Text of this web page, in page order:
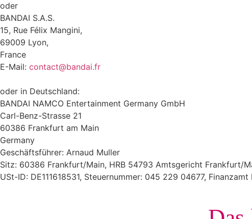
oder
BANDAI S.A.S.
15, Rue Félix Mangini,
69009 Lyon,
France
E-Mail: contact@bandai.fr
oder in Deutschland:
BANDAI NAMCO Entertainment Germany GmbH
Carl-Benz-Strasse 21
60386 Frankfurt am Main
Germany
Geschäftsführer: Arnaud Muller
Sitz: 60386 Frankfurt/Main, HRB 54793 Amtsgericht Frankfurt/
USt-ID: DE111618531, Steuernummer: 045 229 04677,